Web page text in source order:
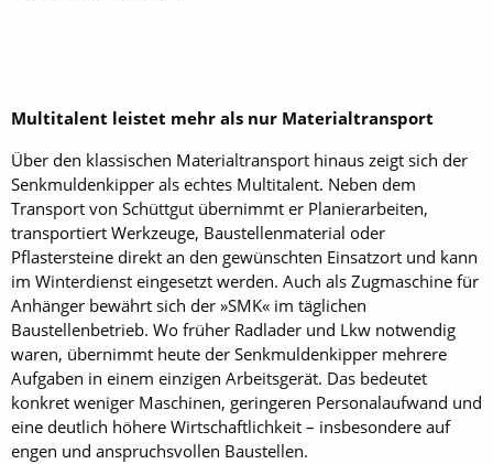
Multitalent leistet mehr als nur Materialtransport
Über den klassischen Materialtransport hinaus zeigt sich der
Senkmuldenkipper als echtes Multitalent. Neben dem
Transport von Schüttgut übernimmt er Planierarbeiten,
transportiert Werkzeuge, Baustellenmaterial oder
Pflastersteine direkt an den gewünschten Einsatzort und kann
im Winterdienst eingesetzt werden. Auch als Zugmaschine für
Anhänger bewährt sich der »SMK« im täglichen
Baustellenbetrieb. Wo früher Radlader und Lkw notwendig
waren, übernimmt heute der Senkmuldenkipper mehrere
Aufgaben in einem einzigen Arbeitsgerät. Das bedeutet
konkret weniger Maschinen, geringeren Personalaufwand und
eine deutlich höhere Wirtschaftlichkeit – insbesondere auf
engen und anspruchsvollen Baustellen.